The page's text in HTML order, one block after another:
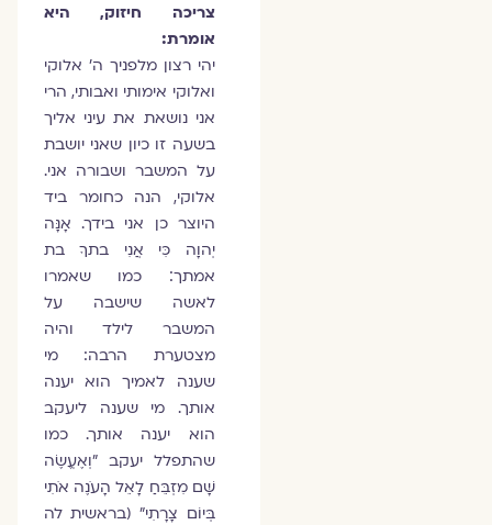
צריכה חיזוק, היא
אומרת:
יהי רצון מלפניך ה' אלוקי
ואלוקי אימותי ואבותי, הרי
אני נושאת את עיני אליך
בשעה זו כיון שאני יושבת
על המשבר ושבורה אני.
אלוקי, הנה כחומר ביד
היוצר כן אני בידך. אָנָּה
יְהוָה כִּי אֲנִי בתךָ בת
אמתך׃ כמו שאמרו
לאשה שישבה על
המשבר לילד והיה
מצטערת הרבה: מי
שענה לאמיך הוא יענה
אותך. מי שענה ליעקב
הוא יענה אותך. כמו
שהתפלל יעקב "וְאֶעֱשֶׂה
שָּׁם מִזְבֵּחַ לָאֵל הָעֹנֶה אֹתִי
בְּיוֹם צָרָתִי" (בראשית לה